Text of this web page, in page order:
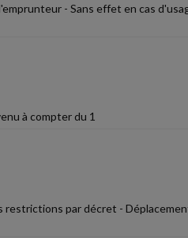
- Sans effet en cas
à compter du 1
par décret -